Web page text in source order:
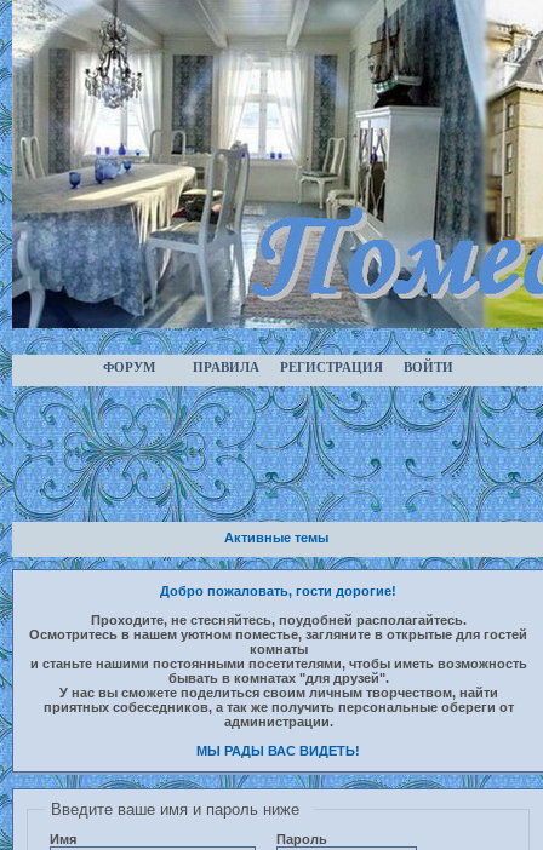
ФОРУМ ПРАВИЛА РЕГИСТРАЦИЯ ВОЙТИ
Активные темы
Добро пожаловать, гости дорогие!
Проходите, не стесняйтесь, поудобней располагайтесь.
Осмотритесь в нашем уютном поместье, загляните в открытые для гостей
комнаты
и станьте нашими постоянными посетителями, чтобы иметь возможность
бывать в комнатах "для друзей".
У нас вы сможете поделиться своим личным творчеством, найти
приятных собеседников, а так же получить персональные обереги от
администрации.
МЫ РАДЫ ВАС ВИДЕТЬ!
Введите ваше имя и пароль ниже
Имя Пароль